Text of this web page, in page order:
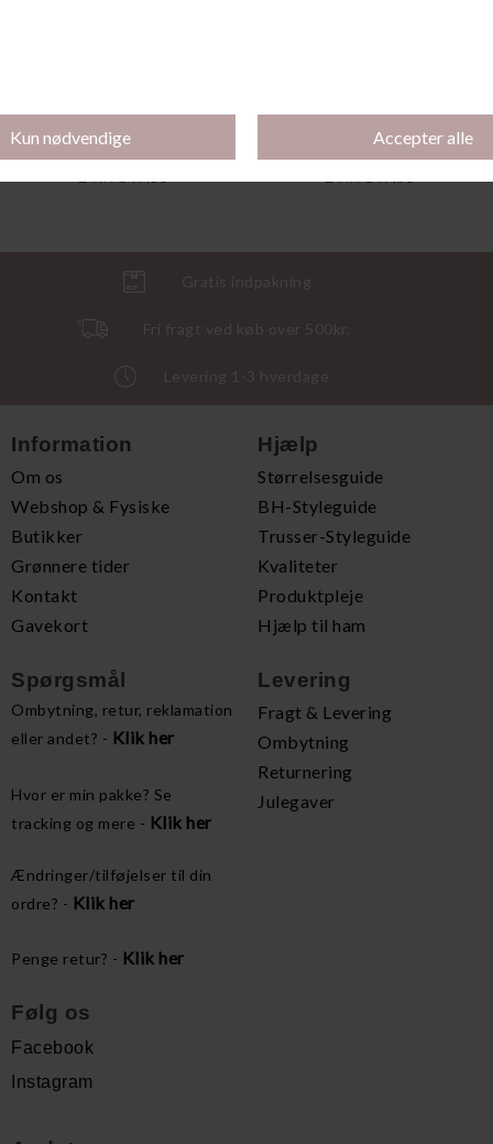
Pretty Micro Maxi, Admiral
Pretty Micro Tai, Admiral
Gratis indpakning
Fri fragt ved køb over 500kr.
Levering 1-3 hverdage
Information
Om os
Webshop & Fysiske
Butikker
Grønnere tider
Kontakt
Gavekort
Hjælp
Størrelsesguide
BH-Styleguide
Trusser-Styleguide
Kvaliteter
Produktpleje
Hjælp til ham
Spørgsmål
Ombytning, retur, reklamation
eller andet? - Klik her
Hvor er min pakke? Se
tracking og mere - Klik her
Ændringer/tilføjelser til din
ordre? - Klik her
Penge retur? - Klik her
Levering
Fragt & Levering
Ombytning
Returnering
Julegaver
Følg os
Facebook
Instagram